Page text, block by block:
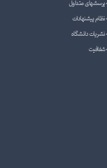
پرسشهای متداول
نظام پیشنهادات
نشریات دانشگاه
شفافیت